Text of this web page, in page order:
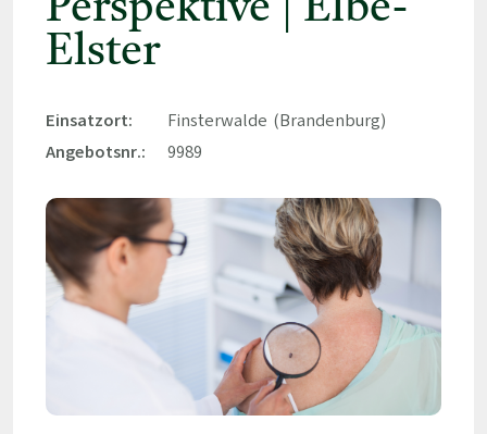
Perspektive | Elbe-
Elster
Einsatzort:
Finsterwalde (Brandenburg)
Angebotsnr.:
9989